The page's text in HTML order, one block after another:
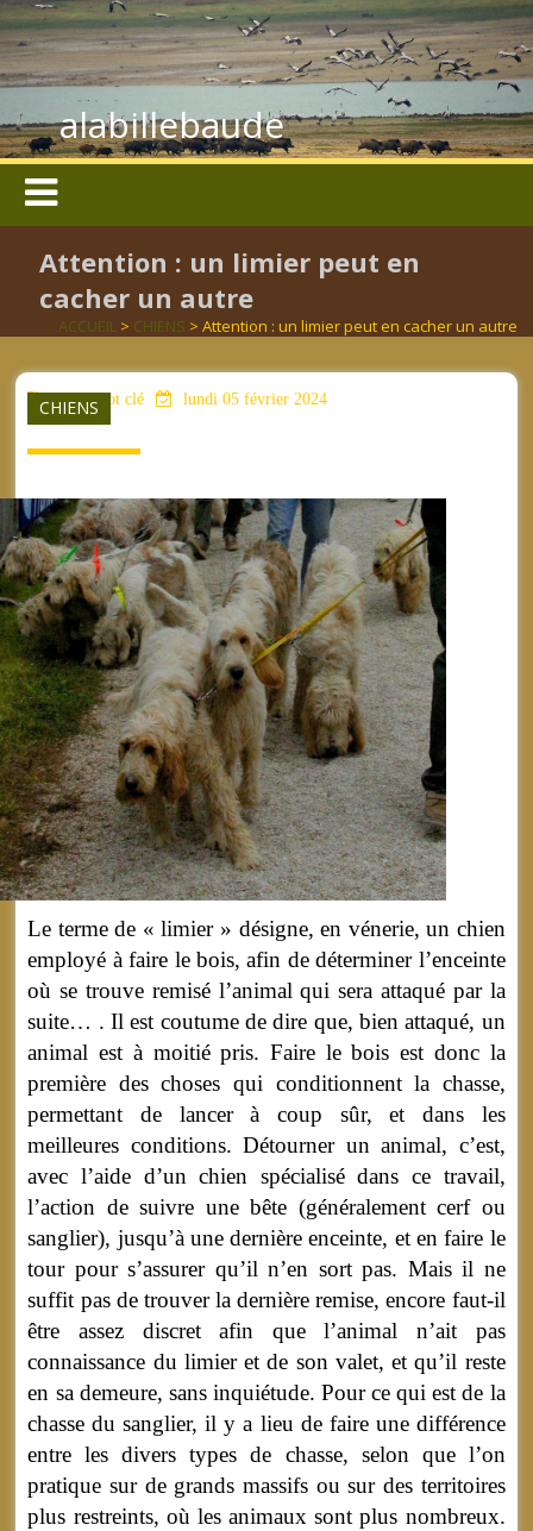
alabillebaude
Attention : un limier peut en
cacher un autre
ACCUEIL> CHIENS > Attention : un limier peut en cacher un autre
CHIENS
aucun mot clé lundi 05 février 2024
Le terme de « limier » désigne, en vénerie, un chien
employé à faire le bois, afin de déterminer l’enceinte
où se trouve remisé l’animal qui sera attaqué par la
suite… . Il est coutume de dire que, bien attaqué, un
animal est à moitié pris. Faire le bois est donc la
première des choses qui conditionnent la chasse,
permettant de lancer à coup sûr, et dans les
meilleures conditions. Détourner un animal, c’est,
avec l’aide d’un chien spécialisé dans ce travail,
l’action de suivre une bête (généralement cerf ou
sanglier), jusqu’à une dernière enceinte, et en faire le
tour pour s’assurer qu’il n’en sort pas. Mais il ne
suffit pas de trouver la dernière remise, encore faut-il
être assez discret afin que l’animal n’ait pas
connaissance du limier et de son valet, et qu’il reste
en sa demeure, sans inquiétude. Pour ce qui est de la
chasse du sanglier, il y a lieu de faire une différence
entre les divers types de chasse, selon que l’on
pratique sur de grands massifs ou sur des territoires
plus restreints, où les animaux sont plus nombreux.